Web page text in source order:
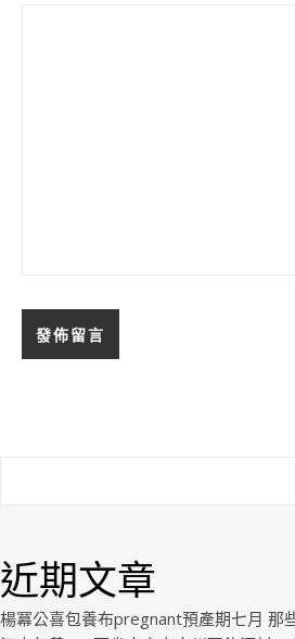
近期文章
楊冪公喜包養布pregnant預產期七月 那
Royal.